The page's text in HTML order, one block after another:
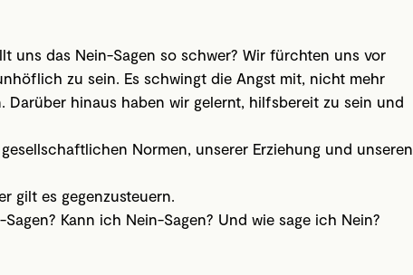
uns das Nein-Sagen so schwer? Wir fürchten uns vor
zu sein. Es schwingt die Angst mit, nicht mehr
Darüber hinaus haben wir gelernt, hilfsbereit zu sein und
Normen, unserer Erziehung und unseren
gilt es gegenzusteuern.
Kann ich Nein-Sagen? Und wie sage ich Nein?